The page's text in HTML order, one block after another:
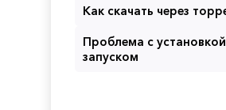
Как скачать через
Проблема с
запуском